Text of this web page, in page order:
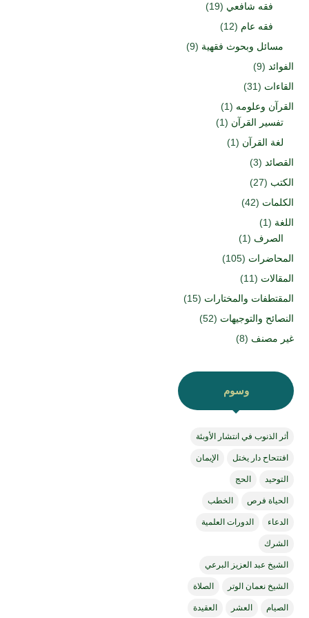
فقه شافعي (19)
فقه عام (12)
مسائل وبحوث فقهية (9)
الفوائد (9)
القاءات (31)
القرآن وعلومه (1)
تفسير القرآن (1)
لغة القرآن (1)
القصائد (3)
الكتب (27)
الكلمات (42)
اللغة (1)
الصرف (1)
المحاضرات (105)
المقالات (11)
المقتطفات والمختارات (15)
النصائح والتوجيهات (52)
غير مصنف (8)
وسوم
أثر الذنوب في انتشار الأوبئة
افتتحاح دار يختل الإيمان
التوحيد الحج
الحياة فرص الخطب
الدعاء الدورات العلمية
الشرك
الشيخ عبد العزيز البرعي
الشيخ نعمان الوتر الصلاة
الصيام العشر العقيدة